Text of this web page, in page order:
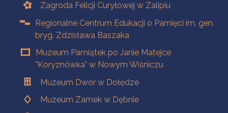
Zagroda Felicji Curyłowej w Zalipiu
Regionalne Centrum Edukacji o Pamięci im. gen.
bryg. Zdzisława Baszaka
Muzeum Pamiątek po Janie Matejce
"Koryznówka" w Nowym Wiśniczu
Muzeum Dwór w Dołędze
Muzeum Zamek w Dębnie